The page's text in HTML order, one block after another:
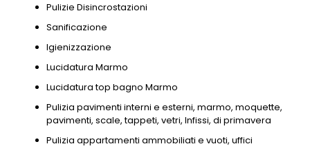
Pulizie Disincrostazioni
Sanificazione
Igienizzazione
Lucidatura Marmo
Lucidatura top bagno Marmo
Pulizia pavimenti interni e esterni, marmo, moquette,
pavimenti, scale, tappeti, vetri, Infissi, di primavera
Pulizia appartamenti ammobiliati e vuoti, uffici